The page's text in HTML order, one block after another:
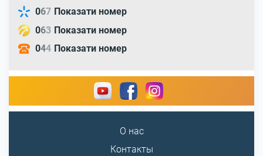
067 Показати номер
063 Показати номер
044 Показати номер
О нас
Контакты